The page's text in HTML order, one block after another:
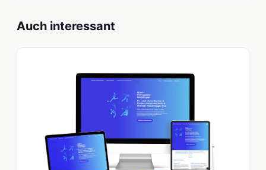
Auch interessant